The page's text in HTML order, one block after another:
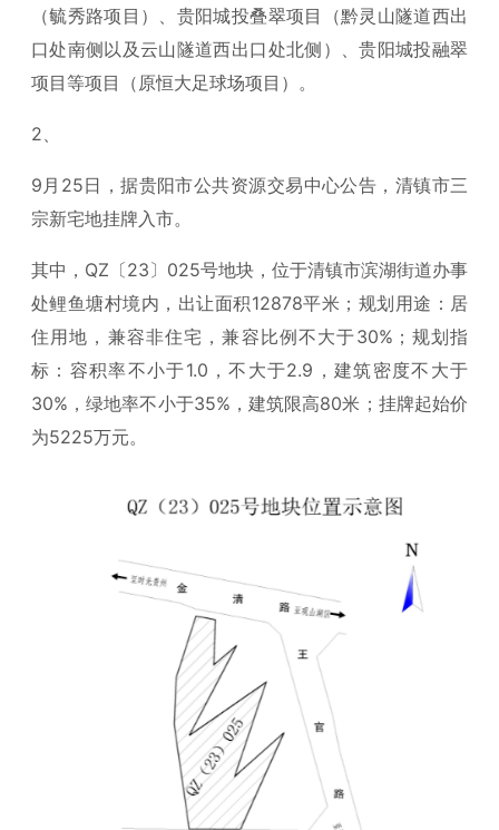
（毓秀路项目）、贵阳城投叠翠项目（黔灵山隧道西出
口处南侧以及云山隧道西出口处北侧）、贵阳城投融翠
项目等项目（原恒大足球场项目）。
2、
9月25日，据贵阳市公共资源交易中心公告，清镇市三
宗新宅地挂牌入市。
其中，QZ〔23〕025号地块，位于清镇市滨湖街道办事
处鲤鱼塘村境内，出让面积12878平米；规划用途：居
住用地，兼容非住宅，兼容比例不大于30%；规划指
标：容积率不小于1.0，不大于2.9，建筑密度不大于
30%，绿地率不小于35%，建筑限高80米；挂牌起始价
为5225万元。